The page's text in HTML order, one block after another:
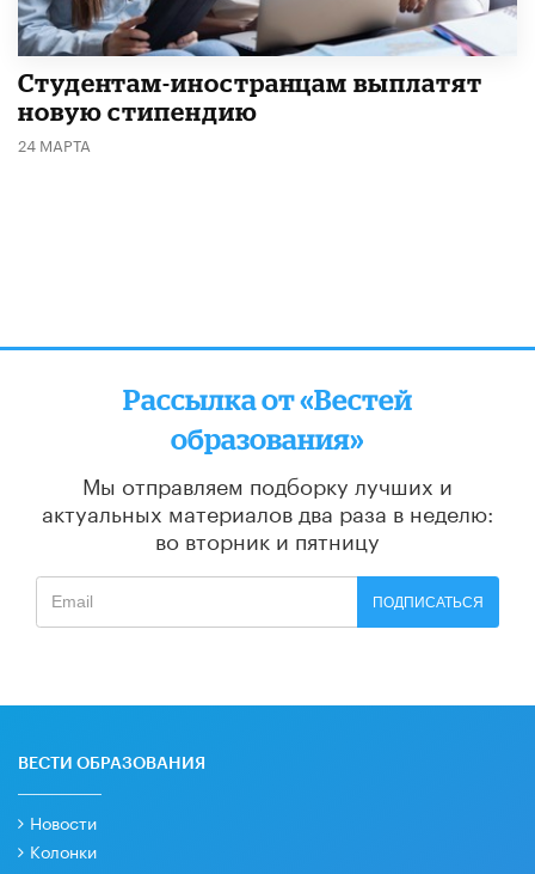
Студентам-иностранцам выплатят
новую стипендию
24 МАРТА
Рассылка от «Вестей
образования»
Мы отправляем подборку лучших и
актуальных материалов два раза в неделю:
во вторник и пятницу
ПОДПИСАТЬСЯ
ВЕСТИ ОБРАЗОВАНИЯ
Новости
Колонки